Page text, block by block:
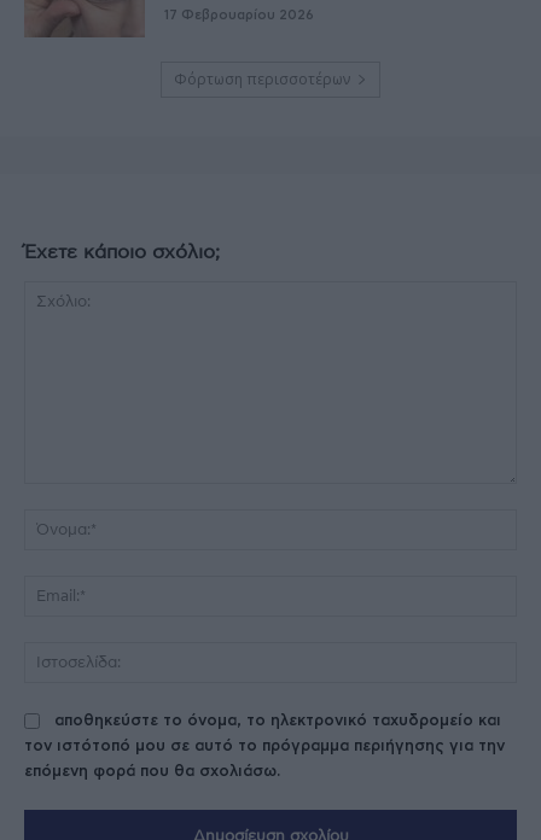
17 Φεβρουαρίου 2026
Φόρτωση περισσοτέρων
Έχετε κάποιο σχόλιο;
αποθηκεύστε το όνομα, το ηλεκτρονικό ταχυδρομείο και
τον ιστότοπό μου σε αυτό το πρόγραμμα περιήγησης για την
επόμενη φορά που θα σχολιάσω.